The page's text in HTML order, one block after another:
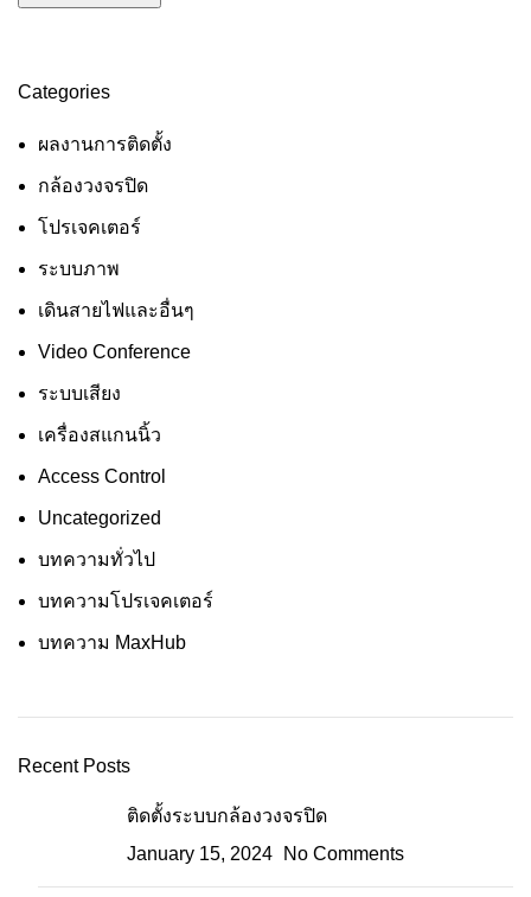
Categories
ผลงานการติดตั้ง
กล้องวงจรปิด
โปรเจคเตอร์
ระบบภาพ
เดินสายไฟและอื่นๆ
Video Conference
ระบบเสียง
เครื่องสแกนนิ้ว
Access Control
Uncategorized
บทความทั่วไป
บทความโปรเจคเตอร์
บทความ MaxHub
Recent Posts
ติดตั้งระบบกล้องวงจรปิด
January 15, 2024
No Comments